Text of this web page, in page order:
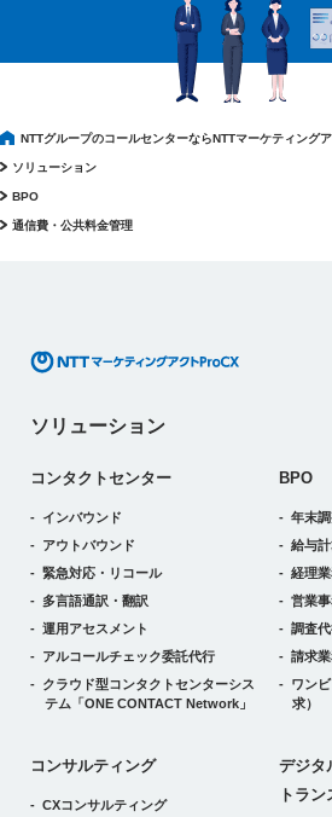
NTTグループのコールセンターならNTTマーケティング
ソリューション
BPO
通信費・公共料金管理
ソリューション
コンタクトセンター
インバウンド
アウトバウンド
緊急対応・リコール
多言語通訳・翻訳
運用アセスメント
アルコールチェック委託代行
クラウド型コンタクトセンターシス
テム「ONE CONTACT Network」
BPO
年末
給与
経理
営業
調査
請求
ワン
求）
コンサルティング
CXコンサルティング
デジタ
デジタ
トラ